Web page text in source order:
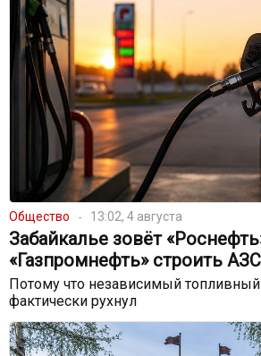
Общество 13:02, 4 августа
Забайкалье зовёт
«Газпромнефть» строить АЗС
Потому что независимый
фактически рухнул